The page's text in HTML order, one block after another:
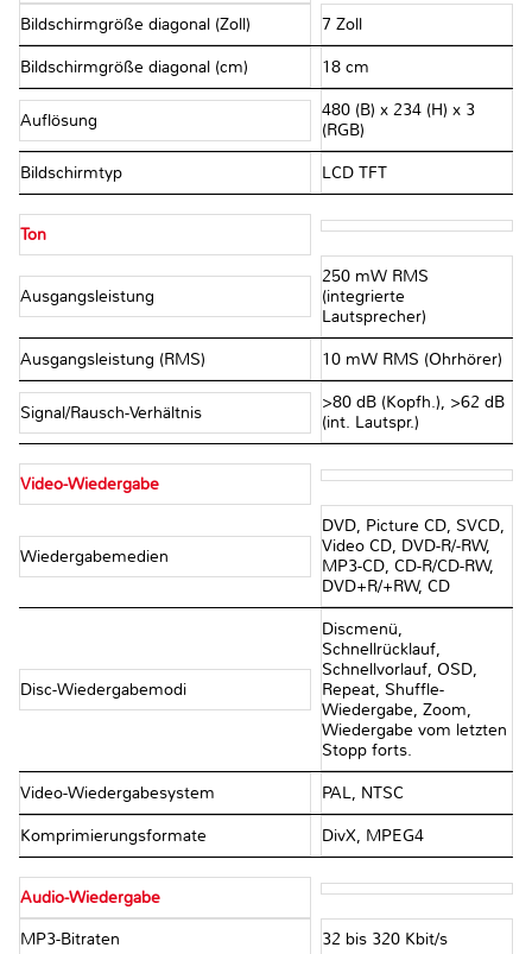
Bildschirmgröße diagonal (Zoll) 7 Zoll
Bildschirmgröße diagonal (cm) 18 cm
Auflösung
480 (B) x 234 (H) x 3
(RGB)
Bildschirmtyp LCD TFT
Ton
Ausgangsleistung
250 mW RMS
(integrierte
Lautsprecher)
Ausgangsleistung (RMS) 10 mW RMS (Ohrhörer)
Signal/Rausch-Verhältnis
>80 dB (Kopfh.), >62 dB
(int. Lautspr.)
Video-Wiedergabe
Wiedergabemedien
DVD, Picture CD, SVCD,
Video CD, DVD-R/-RW,
MP3-CD, CD-R/CD-RW,
DVD+R/+RW, CD
Disc-Wiedergabemodi
Discmenü,
Schnellrücklauf,
Schnellvorlauf, OSD,
Repeat, Shuffle-
Wiedergabe, Zoom,
Wiedergabe vom letzten
Stopp forts.
Video-Wiedergabesystem PAL, NTSC
Komprimierungsformate DivX, MPEG4
Audio-Wiedergabe
MP3-Bitraten 32 bis 320 Kbit/s